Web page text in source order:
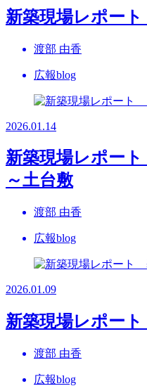
新築現場レポー
渡部 由香
広報blog
2026.01.14
新築現場レポー
～土台敷
渡部 由香
広報blog
2026.01.09
新築現場レポー
渡部 由香
広報blog